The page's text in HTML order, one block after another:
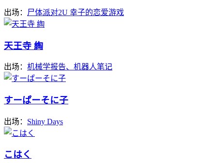
出场： 尸体派对2U 幸子的恋爱游戏
天王寺 綯
出场： 机械学报告、机器人笔记
すーぱーそに子
出场： Shiny Days
こはく